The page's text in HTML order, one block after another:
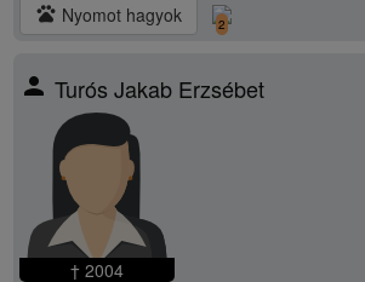
pets Nyomot hagyok 2
person Turós Jakab Erzsébet
† 2004